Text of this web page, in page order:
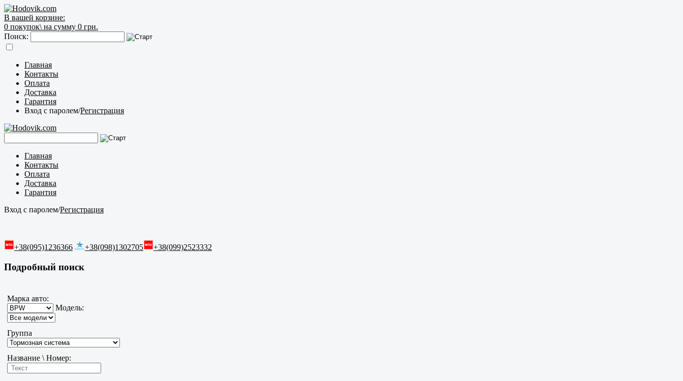
В вашей корзине:
0 покупок\ на сумму 0 грн.
Поиск:
Главная
Контакты
Оплата
Доставка
Гарантия
Вход с паролем/Регистрация
Главная
Контакты
Оплата
Доставка
Гарантия
Вход с паролем/Регистрация
+38(095)1236366 +38(098)1302705 +38(099)2523332
Подробный поиск
Марка авто:
Модель:
Группа
Название \ Номер: